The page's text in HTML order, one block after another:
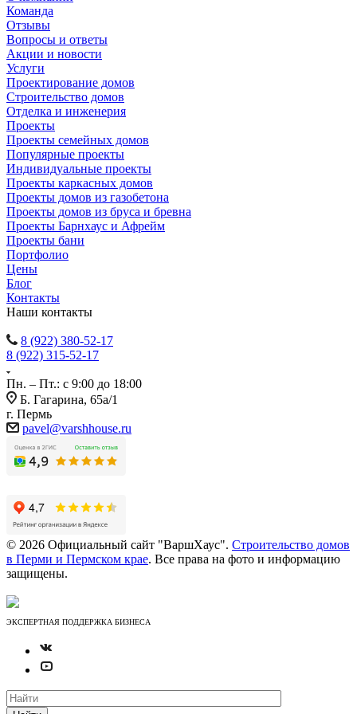
Команда
Отзывы
Вопросы и ответы
Акции и новости
Услуги
Проектирование домов
Строительство домов
Отделка и инженерия
Проекты
Проекты семейных домов
Популярные проекты
Индивидуальные проекты
Проекты каркасных домов
Проекты домов из газобетона
Проекты домов из бруса и бревна
Проекты Барнхаус и Афрейм
Проекты бани
Портфолио
Цены
Блог
Контакты
Наши контакты
8 (922) 380-52-17
8 (922) 315-52-17
Пн. – Пт.: с 9:00 до 18:00
Б. Гагарина, 65а/1
г. Пермь
pavel@varshhouse.ru
© 2026 Официальный сайт "ВаршХаус". Строительство домов
в Перми и Пермском крае. Все права на фото и информацию
защищены.
ЭКСПЕРТНАЯ ПОДДЕРЖКА БИЗНЕСА